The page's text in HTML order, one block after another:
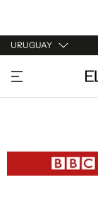
URUGUAY
URUGUAY
ARGENTINA
ESTADOS UNIDOS